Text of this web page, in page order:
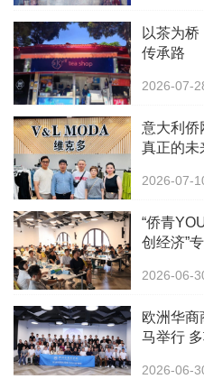
以茶为
传承路
2026-07-
意大利侨
真正的未
2026-07-
“侨青
创经济”
2026-06-
欧洲华商
马举行
2026-06-